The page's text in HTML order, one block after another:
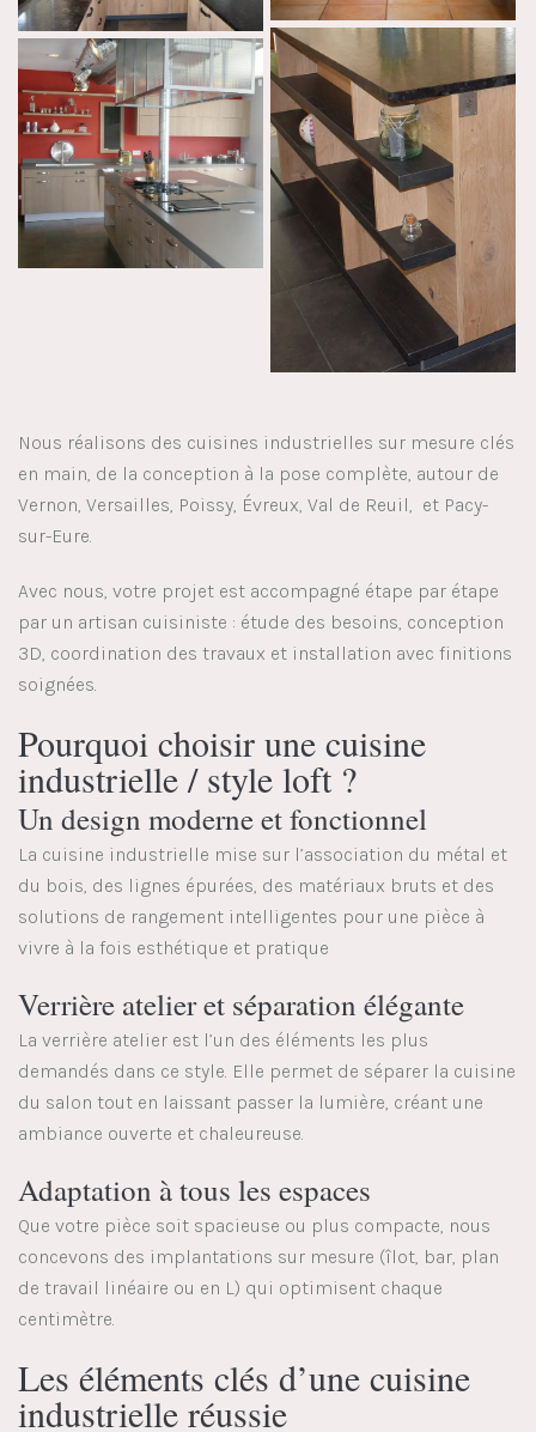
Nous réalisons des cuisines industrielles sur mesure clés
en main, de la conception à la pose complète, autour de
Vernon, Versailles, Poissy, Évreux, Val de Reuil, et Pacy-
sur-Eure.
Avec nous, votre projet est accompagné étape par étape
par un artisan cuisiniste : étude des besoins, conception
3D, coordination des travaux et installation avec finitions
soignées.
Pourquoi choisir une cuisine
industrielle / style loft ?
Un design moderne et fonctionnel
La cuisine industrielle mise sur l’association du métal et
du bois, des lignes épurées, des matériaux bruts et des
solutions de rangement intelligentes pour une pièce à
vivre à la fois esthétique et pratique
Verrière atelier et séparation élégante
La verrière atelier est l’un des éléments les plus
demandés dans ce style. Elle permet de séparer la cuisine
du salon tout en laissant passer la lumière, créant une
ambiance ouverte et chaleureuse.
Adaptation à tous les espaces
Que votre pièce soit spacieuse ou plus compacte, nous
concevons des implantations sur mesure (îlot, bar, plan
de travail linéaire ou en L) qui optimisent chaque
centimètre.
Les éléments clés d’une cuisine
industrielle réussie